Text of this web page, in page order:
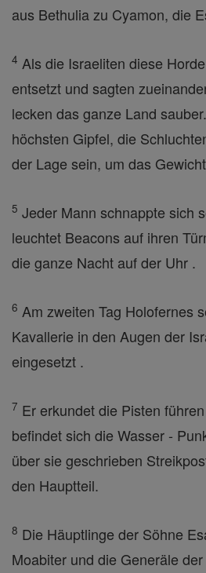
aus Bethulia zu Cyamon, die
4 Als die Israeliten diese
entsetzt und sagten
lecken das ganze Land
höchsten Gipfel, die
der Lage sein, um das
5 Jeder Mann schnappte sich
leuchtet Beacons auf ihren
die ganze Nacht auf der Uhr .
6 Am zweiten Tag Holofernes
Kavallerie in den Augen der
eingesetzt .
7 Er erkundet die Pisten
befindet sich die Wasser -
über sie geschrieben
den Hauptteil.
8 Die Häuptlinge der Söhne
Moabiter und die Generäle